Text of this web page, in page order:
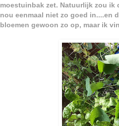
moestuinbak zet. Natuurlijk zou ik
nou eenmaal niet zo goed in....en
bloemen gewoon zo op, maar ik